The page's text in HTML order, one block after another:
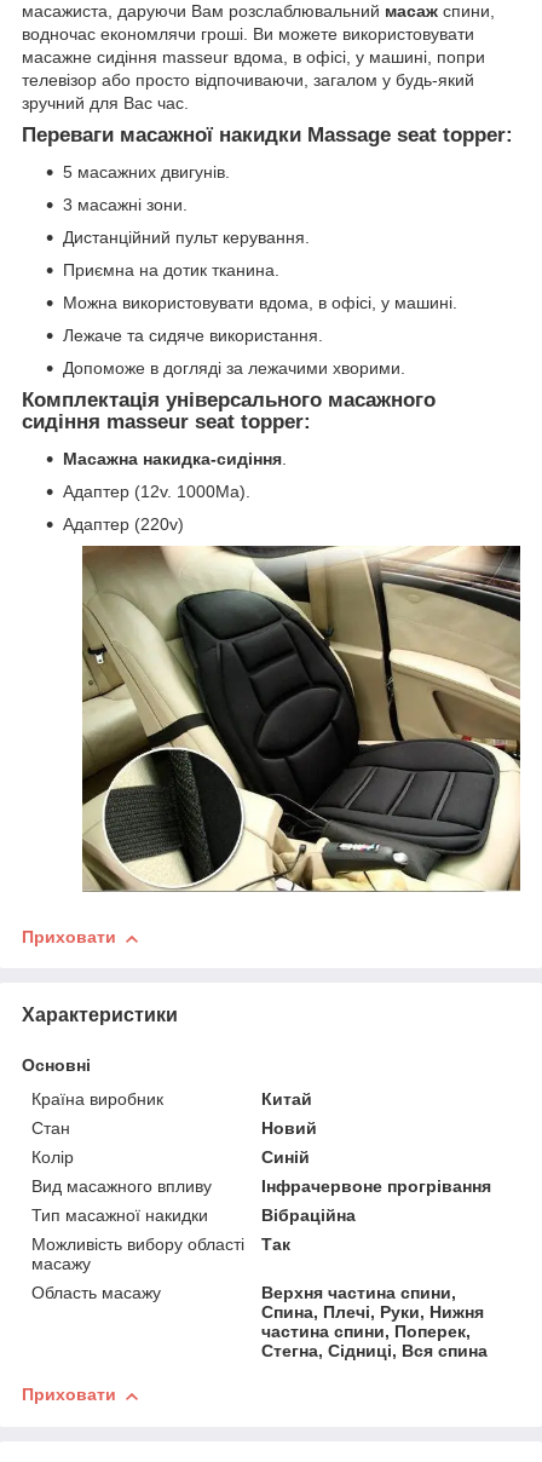
масажиста, даруючи Вам розслаблювальний масаж спини,
водночас економлячи гроші. Ви можете використовувати
масажне сидіння masseur вдома, в офісі, у машині, попри
телевізор або просто відпочиваючи, загалом у будь-який
зручний для Вас час.
Переваги масажної накидки Massage seat topper:
5 масажних двигунів.
3 масажні зони.
Дистанційний пульт керування.
Приємна на дотик тканина.
Можна використовувати вдома, в офісі, у машині.
Лежаче та сидяче використання.
Допоможе в догляді за лежачими хворими.
Комплектація універсального масажного
сидіння masseur seat topper:
Масажна накидка-сидіння
Адаптер (12v. 1000Ма).
Адаптер (220v)
Приховати
Характеристики
Основні
Країна виробник
Китай
Стан
Новий
Колір
Синій
Вид масажного впливу
Інфрачервоне прогрівання
Тип масажної накидки
Вібраційна
Можливість вибору області
масажу
Так
Область масажу
Верхня частина спини,
Спина, Плечі, Руки, Нижня
частина спини, Поперек,
Стегна, Сідниці, Вся спина
Приховати